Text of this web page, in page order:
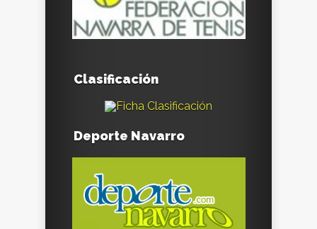
Clasificación
Deporte Navarro